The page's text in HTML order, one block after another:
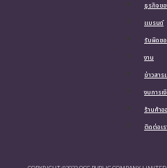
ธุรกิจขอ
แบรนด์
รับผิดช
งาน
ข่าวสาร
งบการเ
ร้านค้าอ
ติดต่อเร